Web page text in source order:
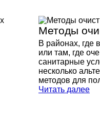
Методы
В районах, где
или там, где
санитарные
несколько
методов для
Читать далее